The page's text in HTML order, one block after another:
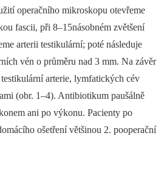
operačního mikroskopu otevřeme
fascii, při 8–15násobném zvětšení
arterii testikulární; poté následuje
vén o průměru nad 3 mm. Na závěr
arterie, lymfatických cév
(obr. 1–4). Anti­bio­ti­kum paušálně
ani po výkonu. Pacienty po
ošet­ření většinou 2. pooperační